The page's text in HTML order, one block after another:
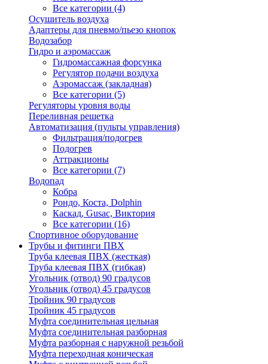
Все категории (4)
Осушитель воздуха
Адаптеры для пневмо/пьезо кнопок
Водозабор
Гидро и аэромассаж
Гидромассажная форсунка
Регулятор подачи воздуха
Аэромассаж (закладная)
Все категории (5)
Регуляторы уровня воды
Переливная решетка
Автоматизация (пульты управления)
Фильтрация/подогрев
Подогрев
Аттракционы
Все категории (7)
Водопад
Кобра
Рондо, Коста, Dolphin
Каскад, Gusac, Виктория
Все категории (16)
Спортивное оборудование
Трубы и фитинги ПВХ
Труба клеевая ПВХ (жесткая)
Труба клеевая ПВХ (гибкая)
Угольник (отвод) 90 градусов
Угольник (отвод) 45 градусов
Тройник 90 градусов
Тройник 45 градусов
Муфта соединительная цельная
Муфта соединительная разборная
Муфта разборная с наружной резьбой
Муфта переходная коническая